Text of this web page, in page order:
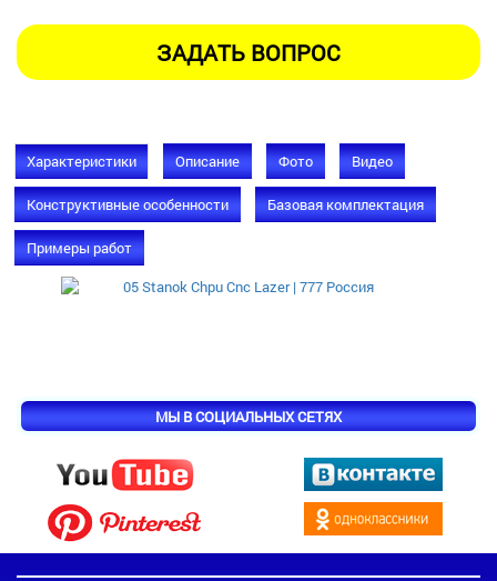
Характеристики Описание Фото Видео
Конструктивные особенности Базовая комплектация
Примеры работ
МЫ В СОЦИАЛЬНЫХ СЕТЯХ